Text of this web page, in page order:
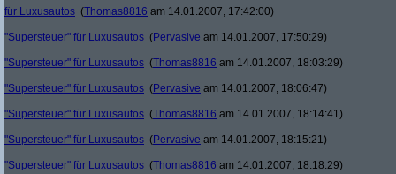
für Luxusautos (Thomas8816 am 14.01.2007, 17:42:00)
"Supersteuer" für Luxusautos (Pervasive am 14.01.2007, 17:50:29)
"Supersteuer" für Luxusautos (Thomas8816 am 14.01.2007, 18:03:29)
"Supersteuer" für Luxusautos (Pervasive am 14.01.2007, 18:06:47)
"Supersteuer" für Luxusautos (Thomas8816 am 14.01.2007, 18:14:41)
"Supersteuer" für Luxusautos (Pervasive am 14.01.2007, 18:15:21)
"Supersteuer" für Luxusautos (Thomas8816 am 14.01.2007, 18:18:29)